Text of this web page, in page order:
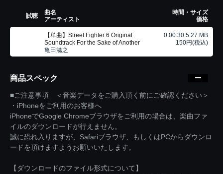
試聴
曲名
アーティスト
時間・サイズ
価格
【単曲】Street Fighter 6 Original
Soundtrack For the Sake of Another
亀田滋之
0:00:30 5.27 MB
150円(税込)
商品スペック
■ご注意事項 ＜音楽データをご購入頂く前にご確認ください＞
・iPhoneをご利用のお客様へ
iPhoneでGoogle Chromeブラウザをご利用の場合は、楽曲ファ
イルのダウンロードが行えません。
誠に恐れ入りますが、Safariブラウザ、もしくはPCからダウンロ
ードを頂けますようお願いいたします。
【ダウンロードのファイル形式について】